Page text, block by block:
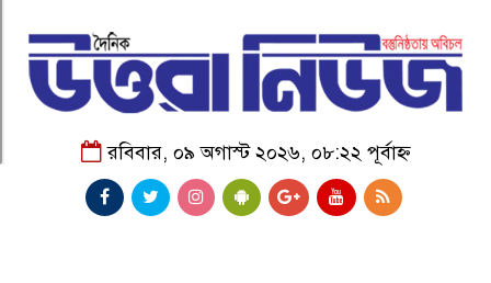
রবিবার, ০৯ অগাস্ট ২০২৬, ০৮:২২ পূর্বাহ্ন